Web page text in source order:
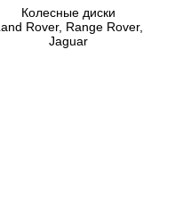
Колесные диски
Rover, Range Rover,
Jaguar